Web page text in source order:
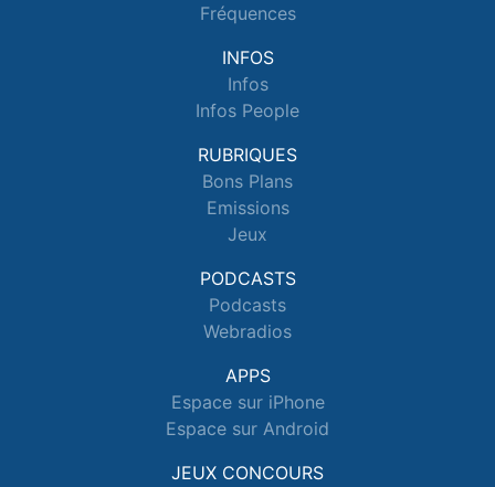
Fréquences
INFOS
Infos
Infos People
RUBRIQUES
Bons Plans
Emissions
Jeux
PODCASTS
Podcasts
Webradios
APPS
Espace sur iPhone
Espace sur Android
JEUX CONCOURS